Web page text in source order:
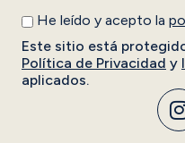
He leído y acepto la
Este sitio está
Política de Privacidad y
aplicados.